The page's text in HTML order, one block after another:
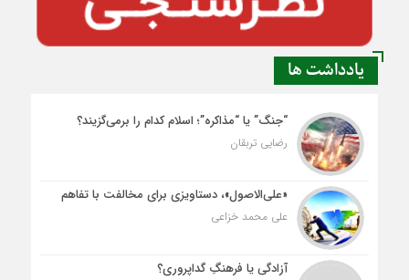
یادداشت ها
“جنگ” یا “مذاکره”؛ اسلام کدام را برمی‌گزیند؟
رضایی تربقان
«علی‌الاصول»، دستاویزی برای مخالفت با تفاهم
علی محمد خزاعی
آزادگی یا فرهنگِ گداپروری؟